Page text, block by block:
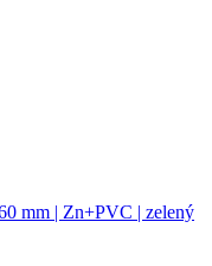
mm | Zn+PVC | zelený